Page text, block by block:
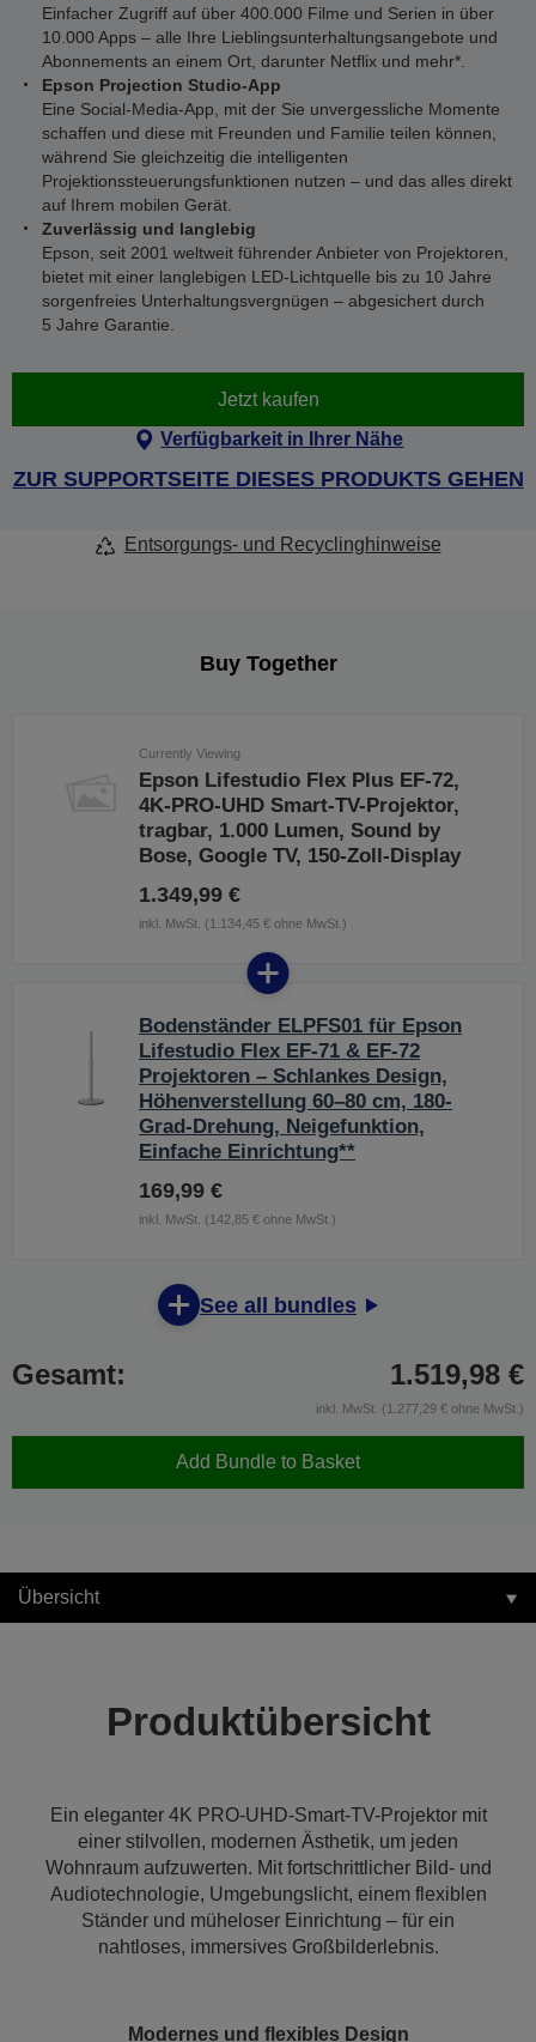
Einfacher Zugriff auf über 400.000 Filme und Serien in über
10.000 Apps – alle Ihre Lieblingsunterhaltungsangebote und
Abonnements an einem Ort, darunter Netflix und mehr*.
Epson Projection Studio-App
Eine Social-Media-App, mit der Sie unvergessliche Momente
schaffen und diese mit Freunden und Familie teilen können,
während Sie gleichzeitig die intelligenten
Projektionssteuerungsfunktionen nutzen – und das alles direkt
auf Ihrem mobilen Gerät.
Zuverlässig und langlebig
Epson, seit 2001 weltweit führender Anbieter von Projektoren,
bietet mit einer langlebigen LED-Lichtquelle bis zu 10 Jahre
sorgenfreies Unterhaltungsvergnügen – abgesichert durch
5 Jahre Garantie.
Jetzt kaufen
Verfügbarkeit in Ihrer Nähe
ZUR SUPPORTSEITE DIESES PRODUKTS GEHEN
Entsorgungs- und Recyclinghinweise
Buy Together
Currently Viewing
Epson Lifestudio Flex Plus EF-72,
4K-PRO-UHD Smart-TV-Projektor,
tragbar, 1.000 Lumen, Sound by
Bose, Google TV, 150-Zoll-Display
1.349,99 €
inkl. MwSt. (1.134,45 € ohne MwSt.)
Bodenständer ELPFS01 für Epson
Lifestudio Flex EF-71 & EF-72
Projektoren – Schlankes Design,
Höhenverstellung 60–80 cm, 180-
Grad-Drehung, Neigefunktion,
Einfache Einrichtung**
169,99 €
inkl. MwSt. (142,85 € ohne MwSt.)
See all bundles
Gesamt: 1.519,98 €
inkl. MwSt. (1.277,29 € ohne MwSt.)
Add Bundle to Basket
Übersicht
Produktübersicht
Ein eleganter 4K PRO-UHD-Smart-TV-Projektor mit
einer stilvollen, modernen Ästhetik, um jeden
Wohnraum aufzuwerten. Mit fortschrittlicher Bild- und
Audiotechnologie, Umgebungslicht, einem flexiblen
Ständer und müheloser Einrichtung – für ein
nahtloses, immersives Großbilderlebnis.
Modernes und flexibles Design